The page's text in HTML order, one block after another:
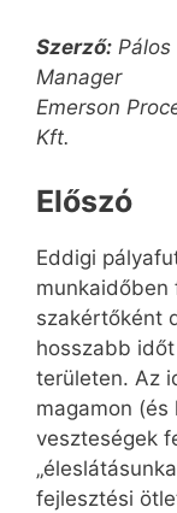
Szerző:
Manager
Emerson
Kft.
Előszó
Eddigi
munkaidőben
szakértőként
hosszabb
területen. Az
magamon (és
veszteségek
fejlesztési